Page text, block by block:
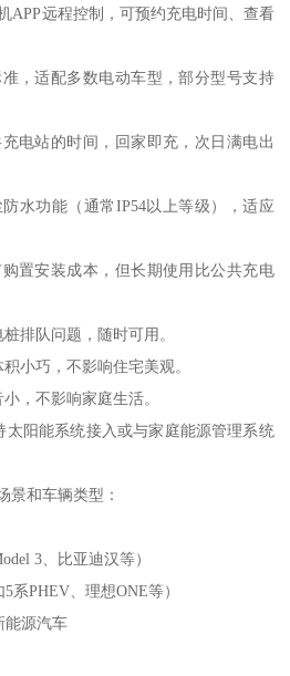
APP远程控制，可预约充电时间、查看
，适配多数电动车型，部分型号支持
电站的时间，回家即充，次日满电出
水功能（通常IP54以上等级），适应
置安装成本，但长期使用比公共充电
排队问题，随时可用。
小巧，不影响住宅美观。
，不影响家庭生活。
太阳能系统接入或与家庭能源管理系统
景和车辆类型：
3、比亚迪汉等）
系PHEV、理想ONE等）
能源汽车